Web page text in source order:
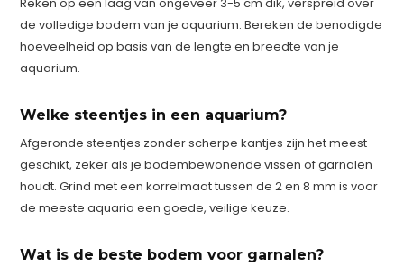
de volledige bodem van je aquarium. Bereken de benodigde
hoeveelheid op basis van de lengte en breedte van je
aquarium.
Welke steentjes in een aquarium?
Afgeronde steentjes zonder scherpe kantjes zijn het meest
geschikt, zeker als je bodembewonende vissen of garnalen
houdt. Grind met een korrelmaat tussen de 2 en 8 mm is voor
de meeste aquaria een goede, veilige keuze.
Wat is de beste bodem voor garnalen?